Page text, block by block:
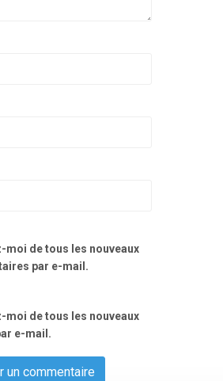
moi de tous les nouveaux
par e-mail.
moi de tous les nouveaux
e-mail.